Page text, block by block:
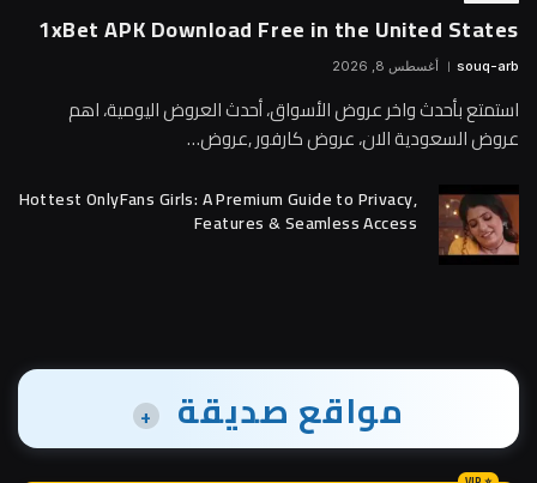
1xBet APK Download Free in the United States
souq-arb أغسطس 8, 2026
استمتع بأحدث واخر عروض الأسواق، أحدث العروض اليومية، اهم
عروض السعودية الان، عروض كارفور ,عروض…
Hottest OnlyFans Girls: A Premium Guide to Privacy,
Features & Seamless Access
مواقع صديقة +